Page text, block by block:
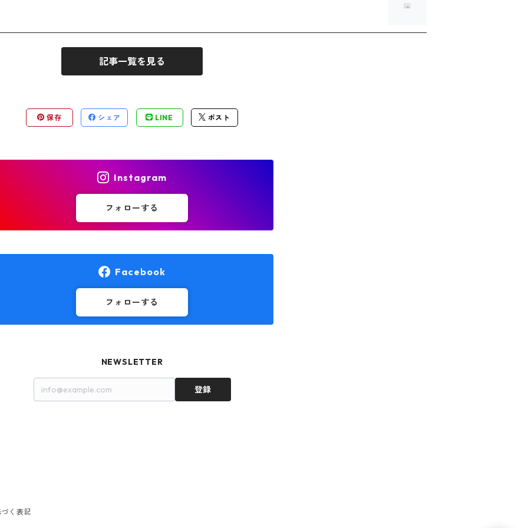
記事一覧を見る
保存 シェア LINE ポスト
Instagram
フォローする
Facebook
フォローする
NEWSLETTER
登録
く表記